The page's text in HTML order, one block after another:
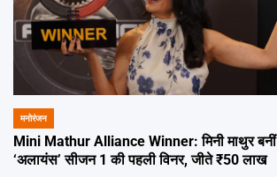
POSTED
IN
मनोरंजन
Mini Mathur Alliance Winner: मिनी माथुर बनीं
‘अलायंस’ सीजन 1 की पहली विनर, जीते ₹50 लाख